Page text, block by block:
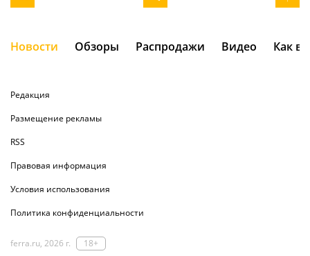
Новости Обзоры Распродажи Видео Как
Редакция
Размещение рекламы
RSS
Правовая информация
Условия использования
Политика конфиденциальности
ferra.ru, 2026 г. 18+